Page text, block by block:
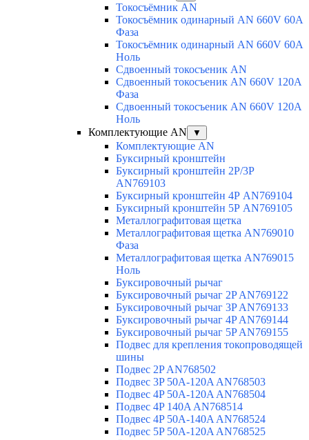
Токосъёмник AN
Токосъёмник одинарный AN 660V 60A
Фаза
Токосъёмник одинарный AN 660V 60A
Ноль
Сдвоенный токосъеник AN
Сдвоенный токосъеник AN 660V 120A
Фаза
Сдвоенный токосъеник AN 660V 120A
Ноль
Комплектующие AN
▼
Комплектующие AN
Буксирный кронштейн
Буксирный кронштейн 2Р/3Р
AN769103
Буксирный кронштейн 4Р AN769104
Буксирный кронштейн 5Р AN769105
Металлографитовая щетка
Металлографитовая щетка AN769010
Фаза
Металлографитовая щетка AN769015
Ноль
Буксировочный рычаг
Буксировочный рычаг 2P AN769122
Буксировочный рычаг 3P AN769133
Буксировочный рычаг 4P AN769144
Буксировочный рычаг 5P AN769155
Подвес для крепления токопроводящей
шины
Подвес 2P AN768502
Подвес 3P 50A-120A AN768503
Подвес 4P 50A-120A AN768504
Подвес 4P 140A AN768514
Подвес 4P 50A-140A AN768524
Подвес 5P 50A-120A AN768525